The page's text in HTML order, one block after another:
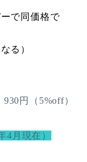
で同価格で
る）
円（5%off）
4月現在）